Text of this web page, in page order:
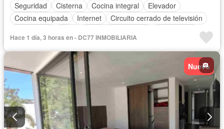
Seguridad
Cisterna Cocina integral
Elevador
Cocina equipada
Internet
Circuito cerrado de televisión
Zonas verdes
Recámara con closet
Completamente amueblado
Hace 1 día, 3 horas en - DC77 INMOBILIARIA
Nuevo